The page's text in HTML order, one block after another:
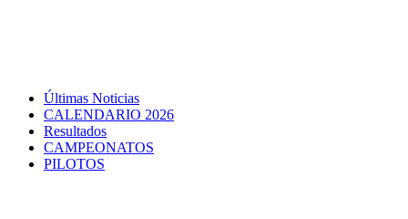
Últimas Noticias
CALENDARIO 2026
Resultados
CAMPEONATOS
PILOTOS